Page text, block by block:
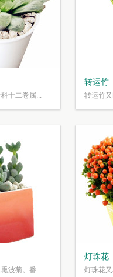
十二卷属...
转运竹
转运竹
波菊。番...
灯珠花
灯珠花